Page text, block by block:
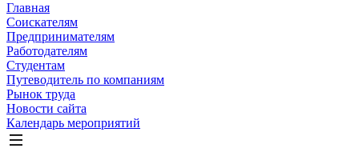
Главная
Соискателям
Предпринимателям
Работодателям
Студентам
Путеводитель по компаниям
Рынок труда
Новости сайта
Календарь мероприятий